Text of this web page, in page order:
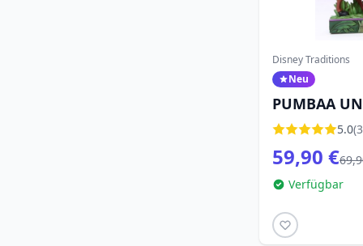
Disney Traditions
Neu
PUMBAA
BILDEN
TRADITIONS
5.0
59,90 €
Verfügbar